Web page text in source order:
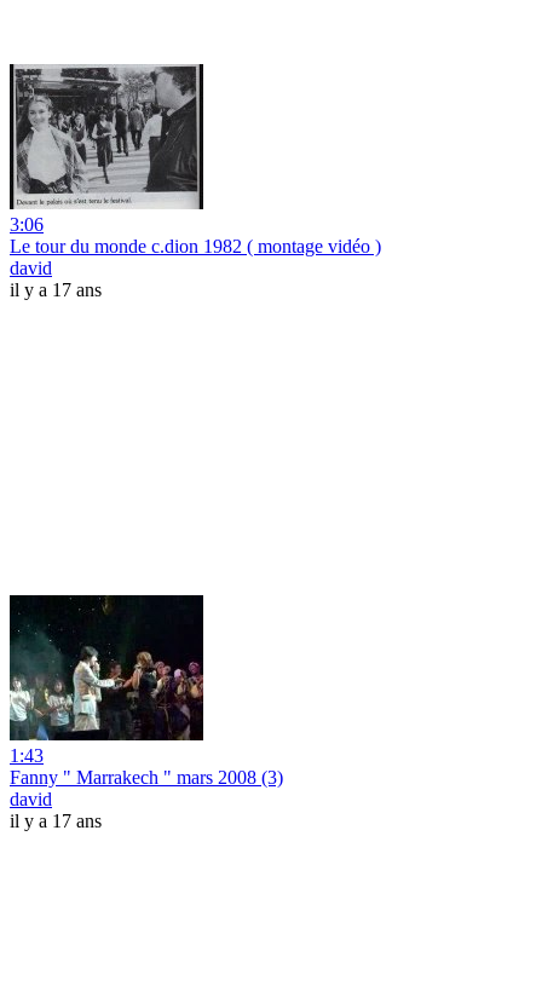
3:06
Le tour du monde c.dion 1982 ( montage vidéo )
david
il y a 17 ans
1:43
Fanny " Marrakech " mars 2008 (3)
david
il y a 17 ans